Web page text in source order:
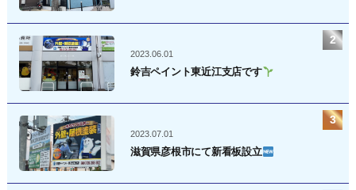
2023.06.01
鈴吉ペイント東近江支店です
2023.07.01
滋賀県彦根市にて新看板設立